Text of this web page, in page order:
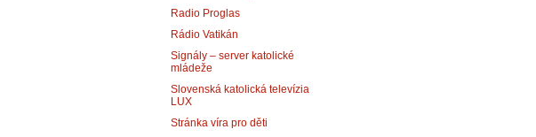
Radio Proglas
Rádio Vatikán
Signály – server katolické
mládeže
Slovenská katolická televízia
LUX
Stránka víra pro děti